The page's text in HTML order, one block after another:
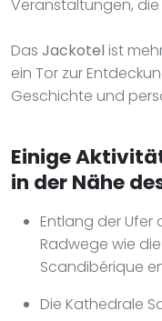
Veranstaltungen,
Das Jackotel ist
ein Tor zur
Geschichte und
Einige
in der Nähe
Entlang der Ufer
Radwege wie
Scandibérique
Die Kathedrale